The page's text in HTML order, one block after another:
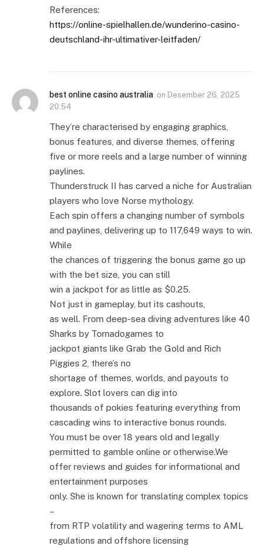
References:
https://online-spielhallen.de/wunderino-casino-
deutschland-ihr-ultimativer-leitfaden/
best online casino australia on Desember 26, 2025
20:54
They’re characterised by engaging graphics,
bonus features, and diverse themes, offering
five or more reels and a large number of winning
paylines.
Thunderstruck II has carved a niche for Australian
players who love Norse mythology.
Each spin offers a changing number of symbols
and paylines, delivering up to 117,649 ways to win.
While
the chances of triggering the bonus game go up
with the bet size, you can still
win a jackpot for as little as $0.25.
Not just in gameplay, but its cashouts,
as well. From deep-sea diving adventures like 40
Sharks by Tornadogames to
jackpot giants like Grab the Gold and Rich
Piggies 2, there’s no
shortage of themes, worlds, and payouts to
explore. Slot lovers can dig into
thousands of pokies featuring everything from
cascading wins to interactive bonus rounds.
You must be over 18 years old and legally
permitted to gamble online or otherwise.We
offer reviews and guides for informational and
entertainment purposes
only. She is known for translating complex topics
–
from RTP volatility and wagering terms to AML
regulations and offshore licensing